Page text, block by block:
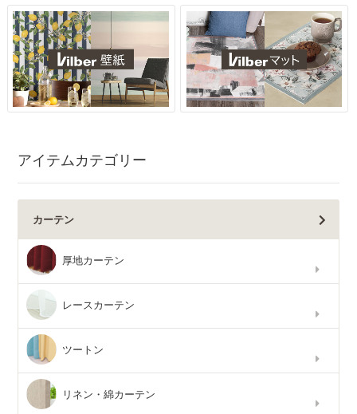
アイテムカテゴリー
カーテン
厚地カーテン
レースカーテン
ツートン
リネン・綿カーテン